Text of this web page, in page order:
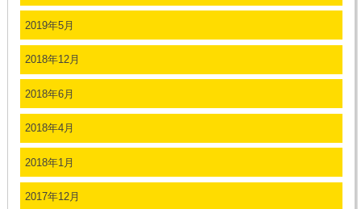
2019年5月
2018年12月
2018年6月
2018年4月
2018年1月
2017年12月